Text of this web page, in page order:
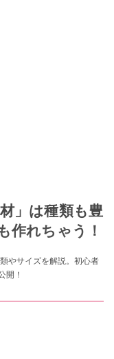
」は種類も豊
作れちゃう！
やサイズを解説。初心者
開！